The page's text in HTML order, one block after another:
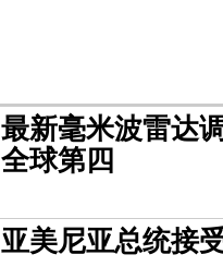
最新毫米波雷达
全球第四
亚美尼亚总统接